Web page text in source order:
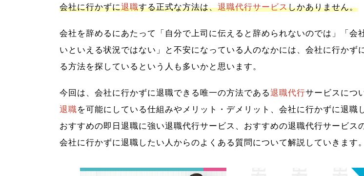
会社に行かずに退職する正式な方法は、退職代行サービスしかありません。
会社を辞めるにあたって「自分で上司に伝えると辞められないのでは」「会
いといえる状況ではない」と不安になっている人のなかには、会社に行かず
る方法を探しているという人も多いかと思います。
今回は、会社に行かずに退職できる唯一の方法である退職代行サービスにつ
退職を可能にしている仕組みやメリット・デメリット、会社に行かずに退職
おすすめの即日退職に強い退職代行サービス、おすすめの退職代行サービス
会社に行かずに退職したい人からのよくある質問について解説していきます。